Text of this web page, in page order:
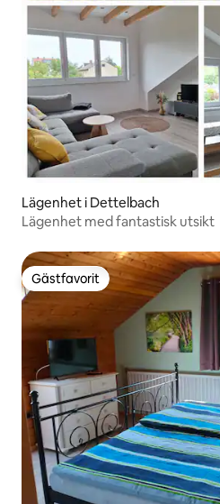
Lägenhet i Dettelbach
Lägenhet med fantastisk utsikt
Gästfavorit
Gästfavorit